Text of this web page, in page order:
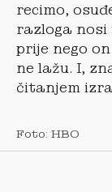
recimo,
razloga nosi
prije nego
ne lažu. I,
čitanjem
Foto: HBO